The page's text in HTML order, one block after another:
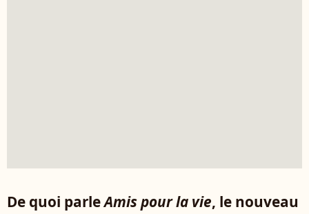
De quoi parleAmis pour la vie, le nouveau